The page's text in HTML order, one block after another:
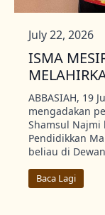
ISMA
July 22, 2026
ABBASIAH, 19
mengadakan
Shamsul
Pendidikkan
beliau di
Baca Lagi